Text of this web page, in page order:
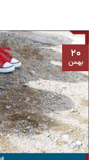
۲۰
بهمن